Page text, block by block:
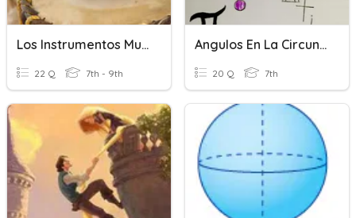
Los Instrumentos Musicales
22 Q 7th - 9th
Angulos En La Circunferencia - 2
20 Q 7th